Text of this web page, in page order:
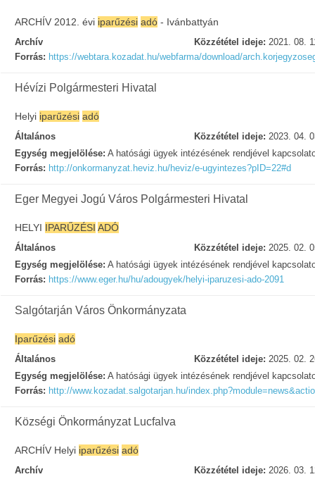
ARCHÍV 2012. évi iparűzési adó - Ivánbattyán
Archív Közzététel ideje: 2021. 08.
Forrás: https://webtara.kozadat.hu/webfarma/download/
Hévízi Polgármesteri Hivatal
Helyi iparűzési adó
Általános Közzététel ideje: 2023. 04.
Egység megjelölése: A hatósági ügyek intézésének rendjével
Forrás: http://onkormanyzat.heviz.hu/heviz/e-ugyintezes?pID=22#d
Eger Megyei Jogú Város Polgármesteri Hivatal
HELYI IPARŰZÉSI ADÓ
Általános Közzététel ideje: 2025. 02.
Egység megjelölése: A hatósági ügyek intézésének rendjével
Forrás: https://www.eger.hu/hu/adougyek/helyi-iparuzesi-ado-2091
Salgótarján Város Önkormányzata
Iparűzési adó
Általános Közzététel ideje: 2025. 02.
Egység megjelölése: A hatósági ügyek intézésének rendjével
Forrás: http://www.kozadat.salgotarjan.hu/
Községi Önkormányzat Lucfalva
ARCHÍV Helyi iparűzési adó
Archív Közzététel ideje: 2026. 03.